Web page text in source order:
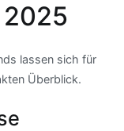
lassen sich für
Überblick.